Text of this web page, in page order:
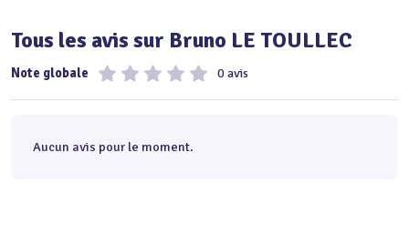
Tous les avis sur Bruno LE TOULLEC
Note globale 0 avis
Aucun avis pour le moment.